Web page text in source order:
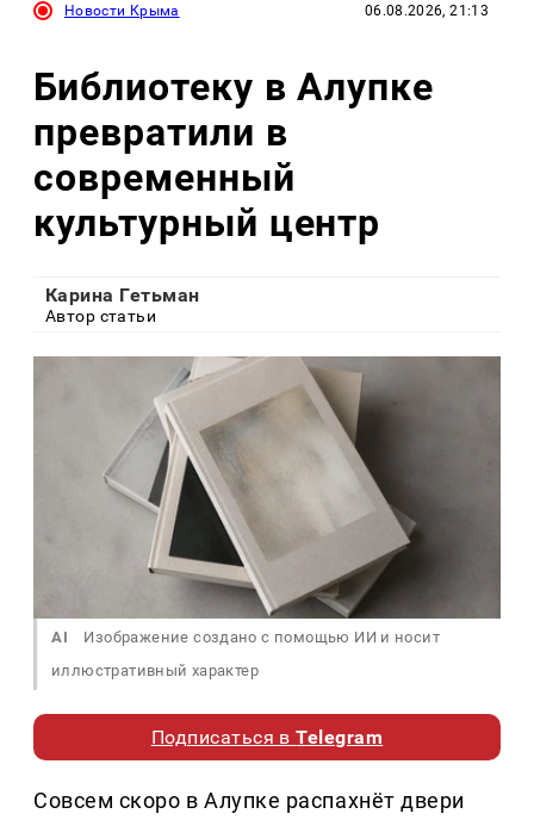
Новости Крыма 06.08.2026, 21:13
Библиотеку в Алупке
превратили в
современный
культурный центр
Карина Гетьман
Автор статьи
AI
Изображение создано с помощью ИИ и носит
иллюстративный характер
Подписаться вTelegram
Совсем скоро в Алупке распахнёт двери